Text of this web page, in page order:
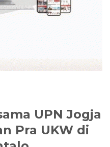
UPN Jogja
Pra UKW di